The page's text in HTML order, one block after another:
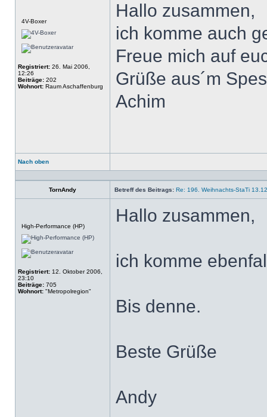
4V-Boxer
Registriert: 26. Mai 2006,
12:26
Beiträge: 202
Wohnort: Raum Aschaffenburg
Hallo zusammen,
ich komme auch
Freue mich auf
Grüße aus´m
Achim
Nach oben
Profil
TornAndy Betreff des Beitrags: Re: 196. Weihnachts-StaTi
High-Performance (HP)
Registriert: 12. Oktober 2006,
23:10
Beiträge: 705
Wohnort: "Metropolregion"
Hallo zusammen,
ich komme
Bis denne.
Beste Grüße
Andy